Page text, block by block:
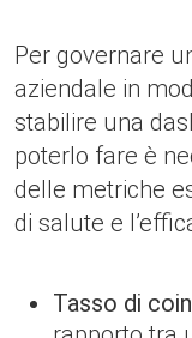
Per governare
aziendale in
stabilire una
poterlo fare è
delle metriche
di salute e
Tasso di